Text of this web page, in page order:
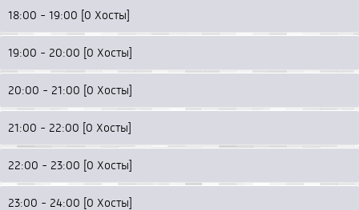
18:00 - 19:00 [0 Хосты]
19:00 - 20:00 [0 Хосты]
20:00 - 21:00 [0 Хосты]
21:00 - 22:00 [0 Хосты]
22:00 - 23:00 [0 Хосты]
23:00 - 24:00 [0 Хосты]